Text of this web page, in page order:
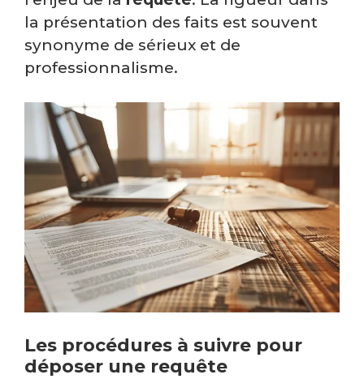
la présentation des faits est souvent
synonyme de sérieux et de
professionnalisme.
Les procédures à suivre pour
déposer une requête